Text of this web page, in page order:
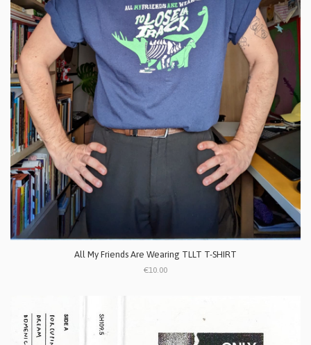
All My Friends Are Wearing TLLT T-SHIRT
€10.00